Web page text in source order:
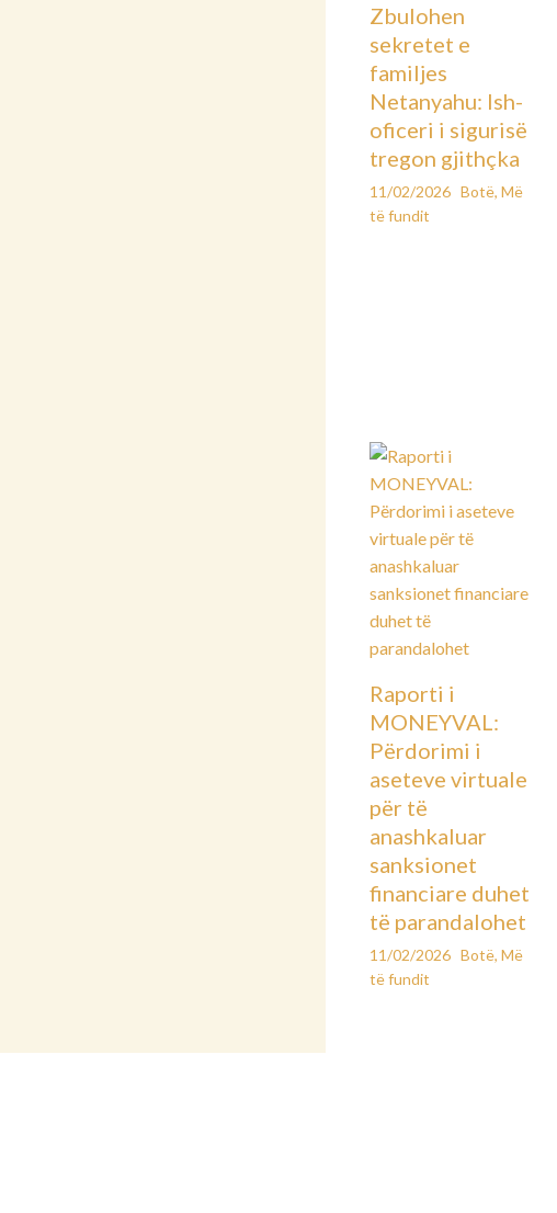
Zbulohen
sekretet e
familjes
Netanyahu: Ish-
oficeri i sigurisë
tregon gjithçka
11/02/2026 Botë, Më
të fundit
Raporti i
MONEYVAL:
Përdorimi i
aseteve virtuale
për të
anashkaluar
sanksionet
financiare duhet
të parandalohet
11/02/2026 Botë, Më
të fundit